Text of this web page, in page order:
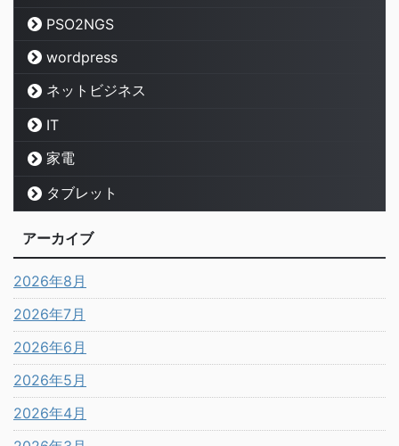
PSO2NGS
wordpress
ネットビジネス
IT
家電
タブレット
アーカイブ
2026年8月
2026年7月
2026年6月
2026年5月
2026年4月